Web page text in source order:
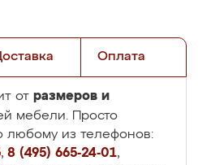
Оплата
от размеров и
мебели. Просто
любому из телефонов:
, 8 (495) 665-24-01,